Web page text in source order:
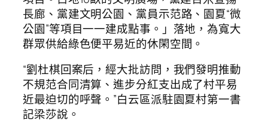
長廊、黨建文明公園、黨員示范路、園夏“微
公園”等項目一一建成點事。」落地，為寬大
群眾供給綠色便平易近的休閑空間。
“劉杜棋回案后，經大批訪問，我們發明推動
不規范合同清算、進步分紅支出成了村平易
近最迫切的呼聲。”白云區派駐園夏村第一書
記梁莎說。